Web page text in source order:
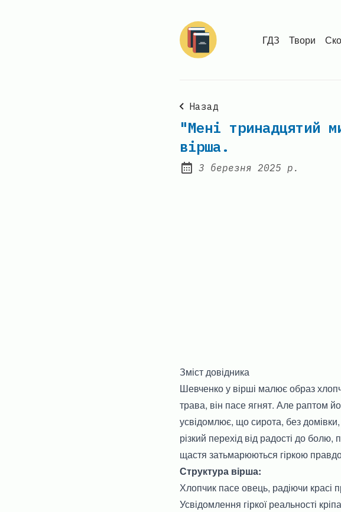
ГДЗ Твори
Назад
"Мені тринадцятий
вірша.
Posted on:
3 березня 2025 р.
Зміст довідника
Шевченко у вірші малює образ
трава, він пасе ягнят. Але раптом
усвідомлює, що сирота, без
різкий перехід від радості до болю,
щастя затьмарюються гіркою
Структура вірша:
Хлопчик пасе овець, радіючи красі
Усвідомлення гіркої реальності